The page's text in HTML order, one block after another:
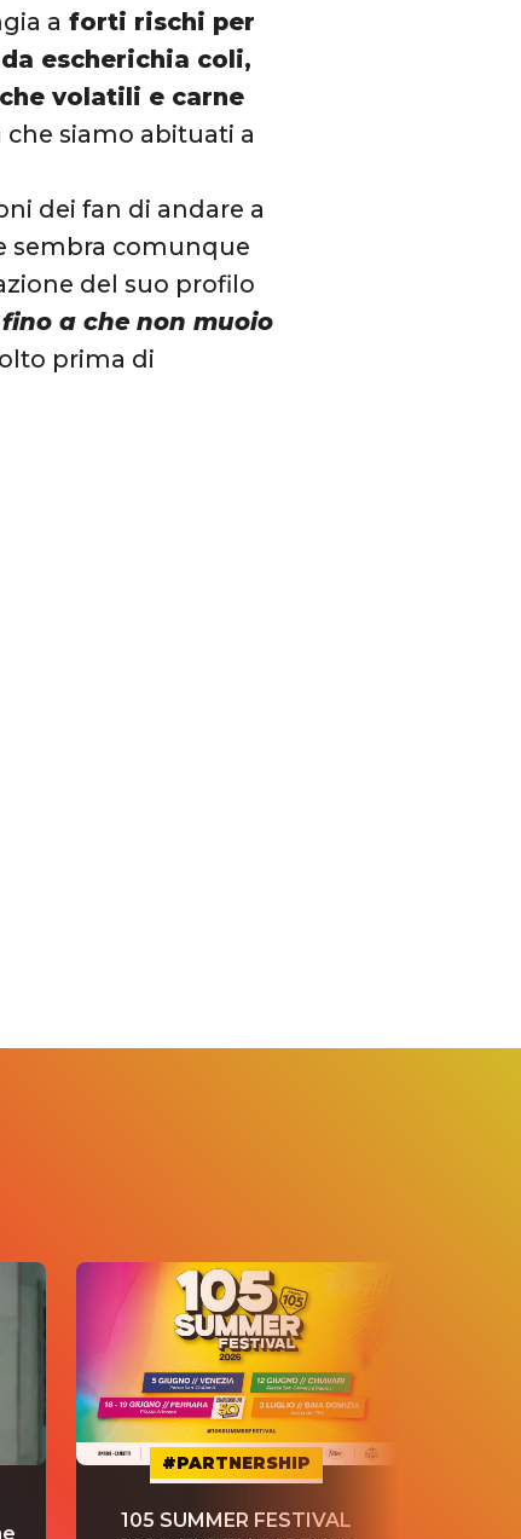
a forti rischi per
escherichia coli,
volatili e carne
siamo abituati a
dei fan di andare a
sembra comunque
del suo profilo
a che non muoio
prima di
#PARTNERSHIP
105 SUMMER FESTIVAL